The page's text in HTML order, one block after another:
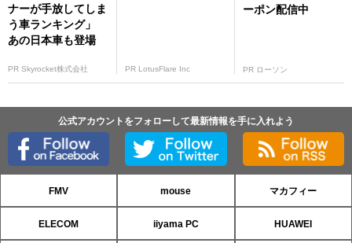
ナーが手放してしま
う車ランキング」
あの日本車も登場
PR Skyrocket株式会社 PR LotusFlare Inc
ーポン配信中
PR ローソン
公式アカウントをフォローして最新情報を手に入れよう
FMV mouse マカフィー
ELECOM iiyama PC HUAWEI